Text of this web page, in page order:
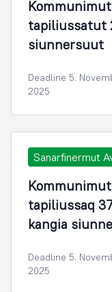
tapiliussatut
siunnersuut
Deadline 5.
2025
Sanarfinermut
tapiliussaq
kangia
Deadline 5.
2025